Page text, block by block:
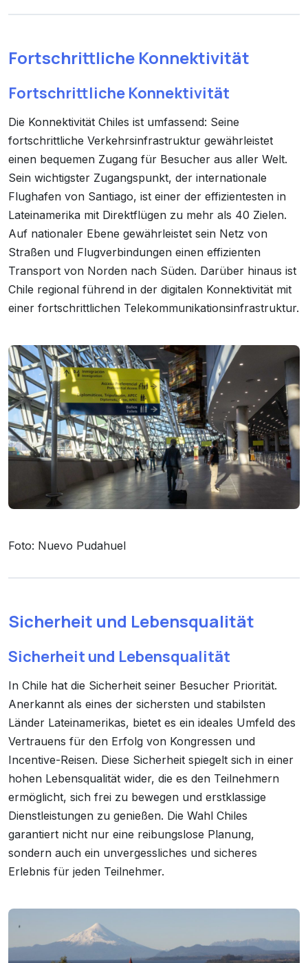
Fortschrittliche Konnektivität
Fortschrittliche Konnektivität
Die Konnektivität Chiles ist umfassend: Seine
fortschrittliche Verkehrsinfrastruktur gewährleistet
einen bequemen Zugang für Besucher aus aller Welt.
Sein wichtigster Zugangspunkt, der internationale
Flughafen von Santiago, ist einer der effizientesten in
Lateinamerika mit Direktflügen zu mehr als 40 Zielen.
Auf nationaler Ebene gewährleistet sein Netz von
Straßen und Flugverbindungen einen effizienten
Transport von Norden nach Süden. Darüber hinaus ist
Chile regional führend in der digitalen Konnektivität mit
einer fortschrittlichen Telekommunikationsinfrastruktur.
Foto: Nuevo Pudahuel
Sicherheit und Lebensqualität
Sicherheit und Lebensqualität
In Chile hat die Sicherheit seiner Besucher Priorität.
Anerkannt als eines der sichersten und stabilsten
Länder Lateinamerikas, bietet es ein ideales Umfeld des
Vertrauens für den Erfolg von Kongressen und
Incentive-Reisen. Diese Sicherheit spiegelt sich in einer
hohen Lebensqualität wider, die es den Teilnehmern
ermöglicht, sich frei zu bewegen und erstklassige
Dienstleistungen zu genießen. Die Wahl Chiles
garantiert nicht nur eine reibungslose Planung,
sondern auch ein unvergessliches und sicheres
Erlebnis für jeden Teilnehmer.